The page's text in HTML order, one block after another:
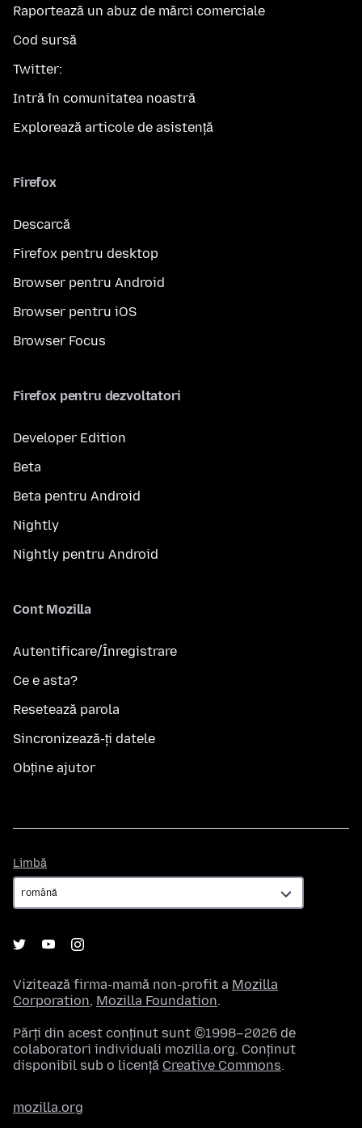
Raportează un abuz de mărci comerciale
Cod sursă
Twitter:
Intră în comunitatea noastră
Explorează articole de asistență
Firefox
Descarcă
Firefox pentru desktop
Browser pentru Android
Browser pentru iOS
Browser Focus
Firefox pentru dezvoltatori
Developer Edition
Beta
Beta pentru Android
Nightly
Nightly pentru Android
Cont Mozilla
Autentificare/Înregistrare
Ce e asta?
Resetează parola
Sincronizează-ți datele
Obține ajutor
Limbă
Vizitează firma-mamă non-profit a Mozilla
Corporation, Mozilla Foundation.
Părți din acest conținut sunt ©1998–2026 de
colaboratori individuali mozilla.org. Conținut
disponibil sub o licență Creative Commons.
mozilla.org